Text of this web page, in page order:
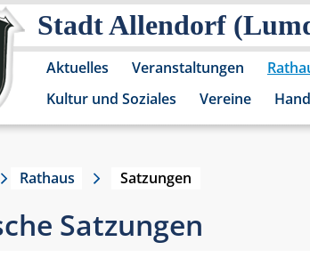
Stadt Allendorf
Aktuelles Veranstaltungen
Kultur und Soziales
Vereine
Rathaus Satzungen
Satzungen